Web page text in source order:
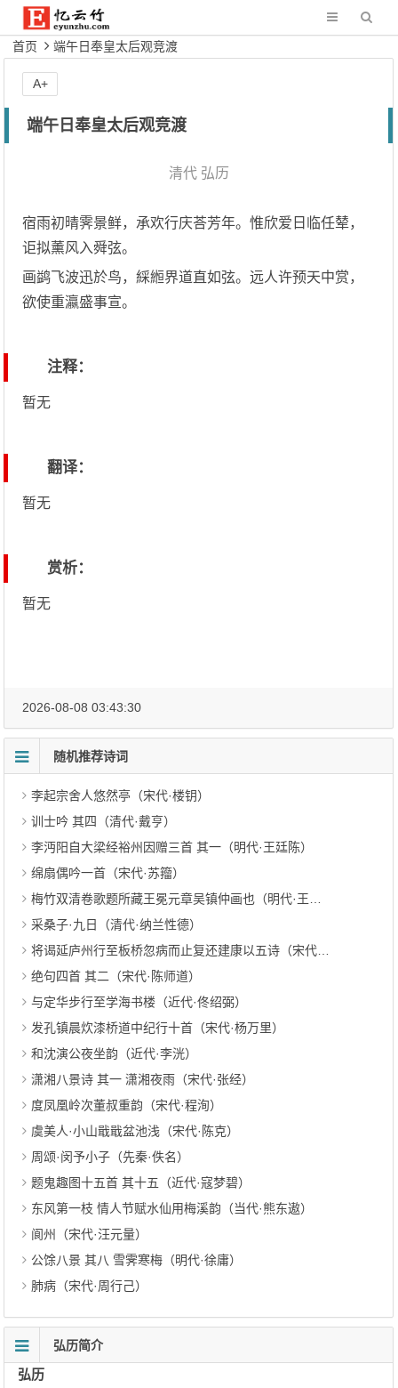
首页 端午日奉皇太后观竞渡
端午日奉皇太后观竞渡
清代 弘历
宿雨初晴霁景鲜，承欢行庆荅芳年。惟欣爱日临任辇，
讵拟薰风入舜弦。
画鹢飞波迅於鸟，綵縆界道直如弦。远人许预天中赏，
欲使重瀛盛事宣。
注释：
暂无
翻译：
暂无
赏析：
暂无
A+
2026-08-08 03:43:30
随机推荐诗词
李起宗舍人悠然亭（宋代·楼钥）
训士吟 其四（清代·戴亨）
李沔阳自大梁经裕州因赠三首 其一（明代·王廷陈）
绵扇偶吟一首（宋代·苏籀）
梅竹双清卷歌题所藏王冕元章吴镇仲画也（明代·王世贞）
采桑子·九日（清代·纳兰性德）
将谒延庐州行至板桥忽病而止复还建康以五诗（宋代·赵蕃）
绝句四首 其二（宋代·陈师道）
与定华步行至学海书楼（近代·佟绍弼）
发孔镇晨炊漆桥道中纪行十首（宋代·杨万里）
和沈演公夜坐韵（近代·李洸）
潇湘八景诗 其一 潇湘夜雨（宋代·张经）
度凤凰岭次董叔重韵（宋代·程洵）
虞美人·小山戢戢盆池浅（宋代·陈克）
周颂·闵予小子（先秦·佚名）
题鬼趣图十五首 其十五（近代·寇梦碧）
东风第一枝 情人节赋水仙用梅溪韵（当代·熊东遨）
阆州（宋代·汪元量）
公馀八景 其八 雪霁寒梅（明代·徐庸）
肺病（宋代·周行己）
弘历简介
弘历